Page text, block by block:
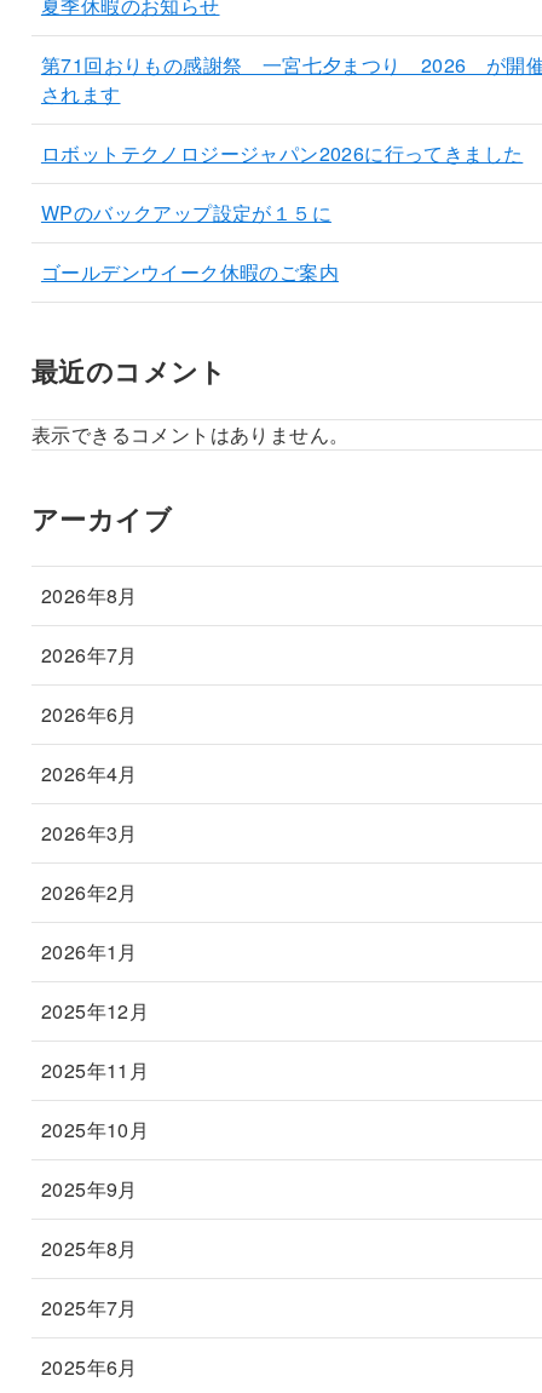
夏季休暇のお知らせ
第71回おりもの感謝祭 一宮七夕まつり 2026 が開
されます
ロボットテクノロジージャパン2026に行ってきました
WPのバックアップ設定が１５に
ゴールデンウイーク休暇のご案内
最近のコメント
表示できるコメントはありません。
アーカイブ
2026年8月
2026年7月
2026年6月
2026年4月
2026年3月
2026年2月
2026年1月
2025年12月
2025年11月
2025年10月
2025年9月
2025年8月
2025年7月
2025年6月